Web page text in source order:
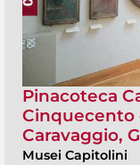
Pinacoteca
Cinquecento
Caravaggio,
Musei Capitolini